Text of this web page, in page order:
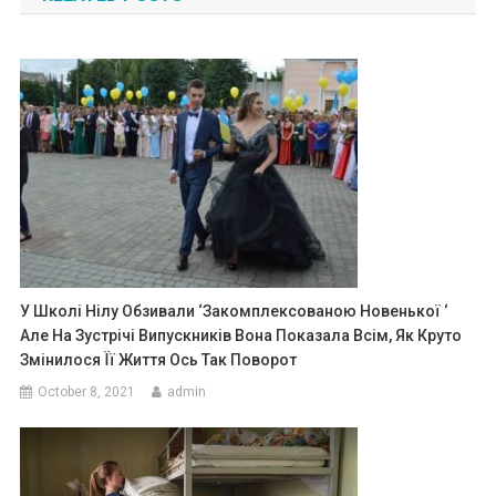
У Школі Нілу Обзивали ‘закомплексованою Новенької ‘
Але На Зустрічі Випускників Вона Показала Всім, Як Круто
Змінилося Її Життя Ось Так Поворот
October 8, 2021 admin